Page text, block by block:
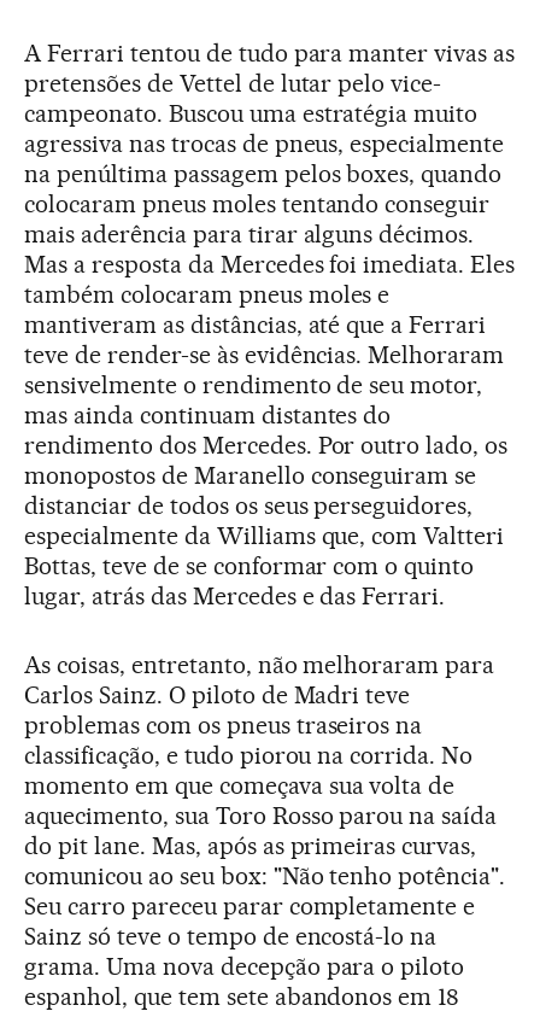
A Ferrari tentou de tudo para manter vivas as
pretensões de Vettel de lutar pelo vice-
campeonato. Buscou uma estratégia muito
agressiva nas trocas de pneus, especialmente
na penúltima passagem pelos boxes, quando
colocaram pneus moles tentando conseguir
mais aderência para tirar alguns décimos.
Mas a resposta da Mercedes foi imediata. Eles
também colocaram pneus moles e
mantiveram as distâncias, até que a Ferrari
teve de render-se às evidências. Melhoraram
sensivelmente o rendimento de seu motor,
mas ainda continuam distantes do
rendimento dos Mercedes. Por outro lado, os
monopostos de Maranello conseguiram se
distanciar de todos os seus perseguidores,
especialmente da Williams que, com Valtteri
Bottas, teve de se conformar com o quinto
lugar, atrás das Mercedes e das Ferrari.
As coisas, entretanto, não melhoraram para
Carlos Sainz. O piloto de Madri teve
problemas com os pneus traseiros na
classificação, e tudo piorou na corrida. No
momento em que começava sua volta de
aquecimento, sua Toro Rosso parou na saída
do pit lane. Mas, após as primeiras curvas,
comunicou ao seu box: "Não tenho potência".
Seu carro pareceu parar completamente e
Sainz só teve o tempo de encostá-lo na
grama. Uma nova decepção para o piloto
espanhol, que tem sete abandonos em 18